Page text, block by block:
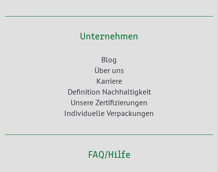
Unternehmen
Blog
Über uns
Karriere
Definition Nachhaltigkeit
Unsere Zertifizierungen
Individuelle Verpackungen
FAQ/Hilfe